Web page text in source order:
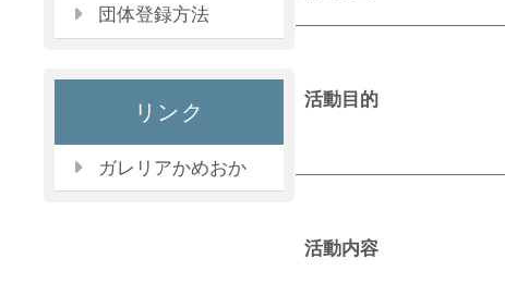
活動目的
活動内容
団体登録方法
リンク
ガレリアかめおか